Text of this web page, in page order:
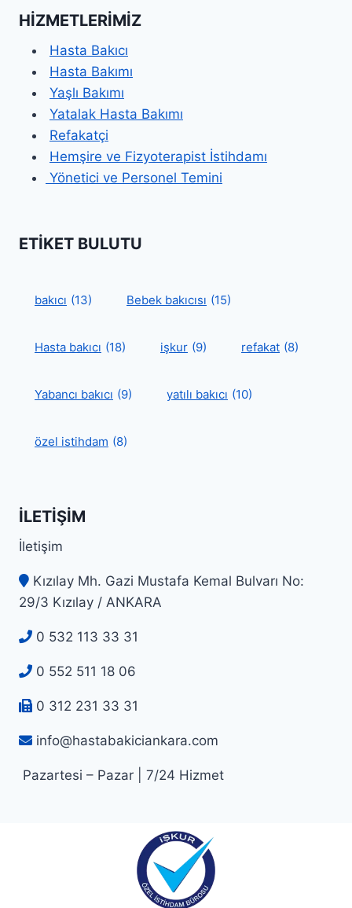
HIZMETLERIMIZ
Hasta Bakıcı
Hasta Bakımı
Yaşlı Bakımı
Yatalak Hasta Bakımı
Refakatçi
Hemşire ve Fizyoterapist İstihdamı
Yönetici ve Personel Temini
ETIKET BULUTU
bakıcı (13) Bebek bakıcısı (15)
Hasta bakıcı (18) işkur (9) refakat (8)
Yabancı bakıcı (9) yatılı bakıcı (10)
özel istihdam (8)
İLETIŞIM
İletişim
Kızılay Mh. Gazi Mustafa Kemal Bulvarı No:
29/3 Kızılay / ANKARA
0 532 113 33 31
0 552 511 18 06
0 312 231 33 31
info@hastabakiciankara.com
Pazartesi – Pazar | 7/24 Hizmet